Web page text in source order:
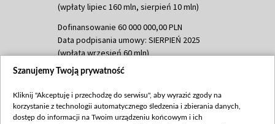
(wpłaty lipiec 160 mln, sierpień 10 mln)
Dofinansowanie 60 000 000,00 PLN
Data podpisania umowy: SIERPIEŃ 2025
(wpłata wrzesień 60 mln)
Dofinansowanie 635 783 051,21 PLN
(wpłata wrzesień 100 mln, październik 350
mln, listopad 265 mln)
Szanujemy Twoją prywatność
Kliknij "Akceptuję i przechodzę do serwisu", aby wyrazić zgody na
korzystanie z technologii automatycznego śledzenia i zbierania danych,
dostęp do informacji na Twoim urządzeniu końcowym i ich